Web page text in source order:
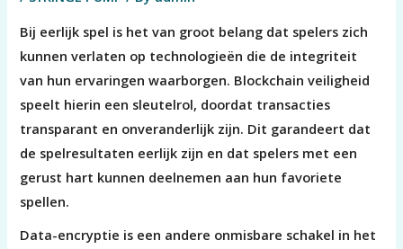
Bij eerlijk spel is het van groot belang dat spelers zich
kunnen verlaten op technologieën die de integriteit
van hun ervaringen waarborgen. Blockchain veiligheid
speelt hierin een sleutelrol, doordat transacties
transparant en onveranderlijk zijn. Dit garandeert dat
de spelresultaten eerlijk zijn en dat spelers met een
gerust hart kunnen deelnemen aan hun favoriete
spellen.
Data-encryptie is een andere onmisbare schakel in het